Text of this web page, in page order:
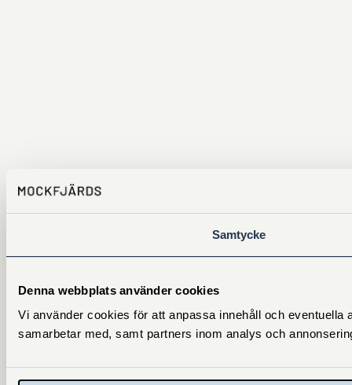
Samtycke
Denna webbplats använder cookies
Vi använder cookies för att anpassa innehåll och
samarbetar med, samt partners inom analys och